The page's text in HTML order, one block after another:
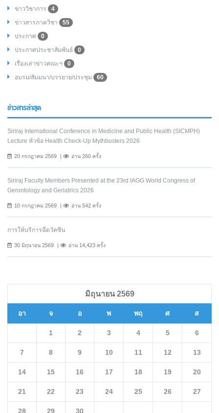
ข่าววิชาการ
4
ข่าวสารภาควิชา
55
ประกาศ
0
ประกาศประชาสัมพันธ์
0
เรื่องเล่าข่าวคณะฯ
0
อบรม/สัมมนา/บรรยาย/ประชุม
60
ข่าวสารล่าสุด
Siriraj International Conference in Medicine and Public Health (SICMPH)
Lecture หัวข้อ Health Check-Up Mythbusters 2026
20 กรกฎาคม 2569 อ่าน 260 ครั้ง
Siriraj Faculty Members Presented at the 23rd IAGG World Congress of
Gerontology and Geriatrics 2026
10 กรกฎาคม 2569 อ่าน 542 ครั้ง
การให้บริการฉีดวัคซีน
30 มิถุนายน 2569 อ่าน 14,423 ครั้ง
มิถุนายน 2569
อา จ อ พ พฤ ศ ส
1 2 3 4 5 6
7 8 9 10 11 12 13
14 15 16 17 18 19 20
21 22 23 24 25 26 27
28 29 30